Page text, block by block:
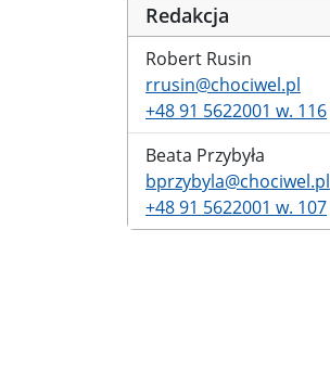
Redakcja
Robert Rusin
rrusin@chociwel.pl
+48 91 5622001 w. 116
Beata Przybyła
bprzybyla@chociwel.pl
+48 91 5622001 w. 107